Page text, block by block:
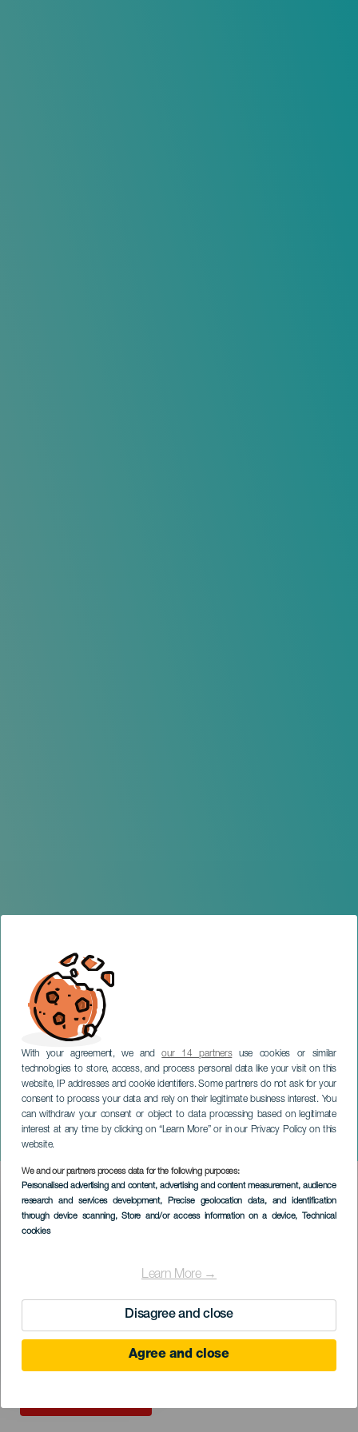
With your agreement, we andour 14 partnersuse cookies or similar
technologies to store, access, and process personal data like your visit on this
website, IP addresses and cookie identifiers. Some partners do not ask for your
consent to process your data and rely on their legitimate business interest. You
can withdraw your consent or object to data processing based on legitimate
interest at any time by clicking on “Learn More” or in our Privacy Policy on this
website.
We and our partners process data for the following purposes:
Personalised advertising and content, advertising and content measurement, audience
research and services development, Precise geolocation data, and identification
through device scanning, Store and/or access information on a device, Technical
cookies
Learn More →
Disagree and close
Agree and close
Mayra Cazorla presenta:
Escándalo
TENERIFE
Imagen
Listado